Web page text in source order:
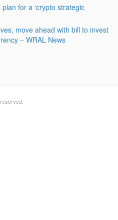
for a ‘crypto strategic
move ahead with bill to invest
– WRAL News